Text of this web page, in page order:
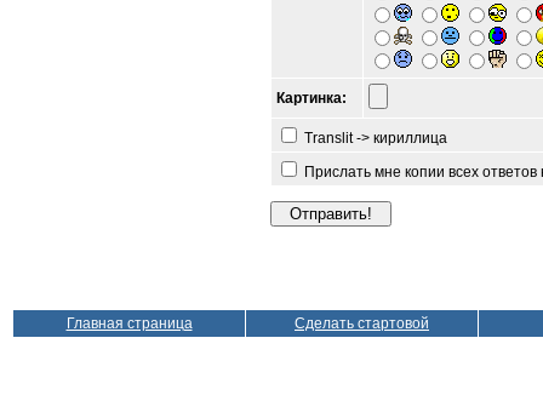
Картинка:
Translit -> кириллица
Прислать мне копии всех
Главная страница Сделать стартовой